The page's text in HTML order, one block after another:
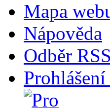
Mapa
Nápověda
Odběr RSS